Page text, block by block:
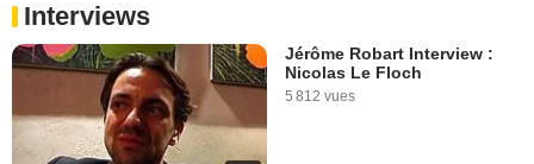
Interviews
Jérôme Robart Interview :
Nicolas Le Floch
5 812 vues